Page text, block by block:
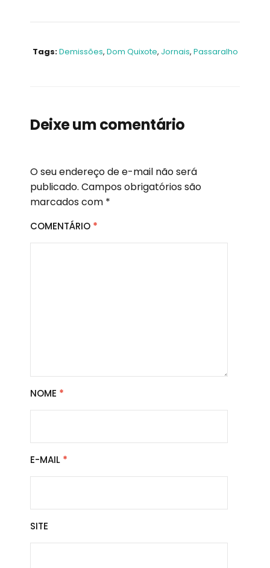
Tags:Demissões, Dom Quixote, Jornais, Passaralho
Deixe um comentário
O seu endereço de e-mail não será
publicado. Campos obrigatórios são
marcados com *
COMENTÁRIO *
NOME *
E-MAIL *
SITE